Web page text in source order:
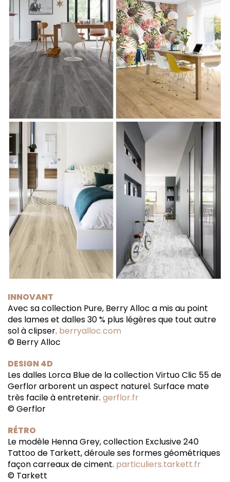
INNOVANT
Avec sa collection Pure, Berry Alloc a mis au point
des lames et dalles 30 % plus légères que tout autre
sol à clipser. berryalloc.com
© Berry Alloc
DESIGN 4D
Les dalles Lorca Blue de la collection Virtuo Clic 55 de
Gerflor arborent un aspect naturel. Surface mate
très facile à entretenir. gerflor.fr
© Gerflor
RÉTRO
Le modèle Henna Grey, collection Exclusive 240
Tattoo de Tarkett, déroule ses formes géométriques
façon carreaux de ciment. particuliers.tarkett.fr
© Tarkett